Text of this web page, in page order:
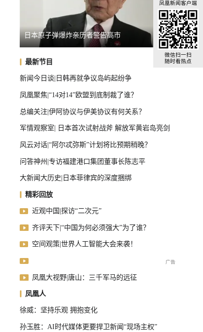
汽车前十，中国占了三把椅子
日本原子弹爆炸亲历者警告高市 马斯
最新节目
新闻今日谈|日韩再就争议岛屿起纷争
凤凰聚焦|“14对14”欧盟到底制裁了谁？
总编关注|伊阿协议与伊美协议有何关系？
军情观察室| 日本首次试射战斧 解放军黄岩岛亮剑
风云对话|“阿尔忒弥斯”计划将比预期稍晚？
问答神州|专访福建港口集团董事长陈志平
大新闻大历史|日本菲律宾的深度捆绑
精彩回放
近观中国|探访“二次元”
齐评天下|“中国为何必须强大”为了谁？
空间观策|世界人工智能大会来袭！
凤凰大视野|唐山：三千军马的远征
凤凰人
徐威：坚持乐观 拥抱变化
孙玉胜：AI时代媒体更要捍卫新闻“现场主权”
凤凰新闻客户端
微信扫一扫
随时看热点